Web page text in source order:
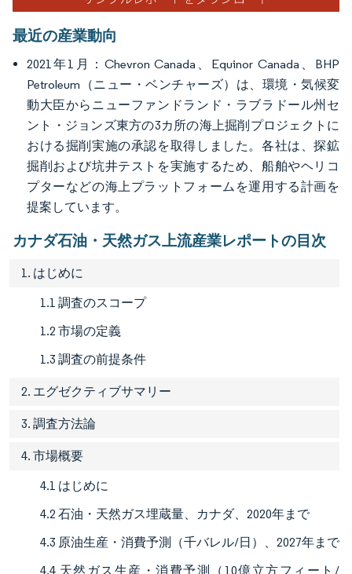
最近の産業動向
2021年1月：Chevron Canada、Equinor Canada、BHP
Petroleum（ニュー・ベンチャーズ）は、環境・気候変
動大臣からニューファンドランド・ラブラドール州セ
ント・ジョンズ東方の3カ所の海上掘削プロジェクトに
おける掘削実施の承認を取得しました。各社は、探鉱
掘削および坑井テストを実施するため、船舶やヘリコ
プターなどの海上プラットフォームを運用する計画を
提案しています。
カナダ石油・天然ガス上流産業レポートの目次
1. はじめに
1.1 調査のスコープ
1.2 市場の定義
1.3 調査の前提条件
2. エグゼクティブサマリー
3. 調査方法論
4. 市場概要
4.1 はじめに
4.2 石油・天然ガス埋蔵量、カナダ、2020年まで
4.3 原油生産・消費予測（千バレル/日）、2027年まで
4.4 天然ガス生産・消費予測（10億立方フィート/